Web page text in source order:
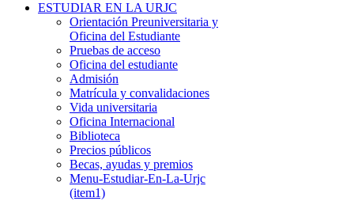
ESTUDIAR EN LA URJC
Orientación Preuniversitaria y
Oficina del Estudiante
Pruebas de acceso
Oficina del estudiante
Admisión
Matrícula y convalidaciones
Vida universitaria
Oficina Internacional
Biblioteca
Precios públicos
Becas, ayudas y premios
Menu-Estudiar-En-La-Urjc
(item1)